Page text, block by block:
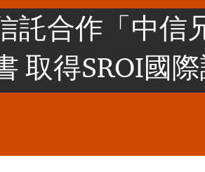
託合作「中信
取得SROI國